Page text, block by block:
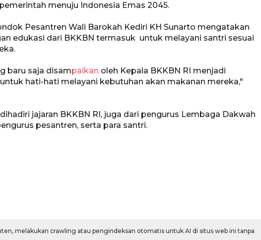
menuju Indonesia Emas 2045.
Pesantren Wali Barokah Kediri KH Sunarto mengatakan
edukasi dari BKKBN termasuk untuk melayani santri sesuai
baru saja disampaikan oleh Kepala BKKBN RI menjadi
hati-hati melayani kebutuhan akan makanan mereka,"
jajaran BKKBN RI, juga dari pengurus Lembaga Dakwah
pesantren, serta para santri.
melakukan crawling atau pengindeksan otomatis untuk AI di situs web ini tanpa
Penguatan struktur jembatan
Niyama Tulungagung